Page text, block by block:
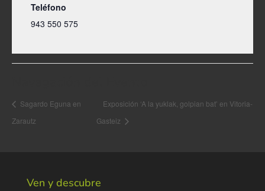
Teléfono
943 550 575
Sagardo Eguna en
Zarautz
Exposición ‘A la yuklak, golpian bat’ en Vitoria-
Gasteiz
Ven y descubre